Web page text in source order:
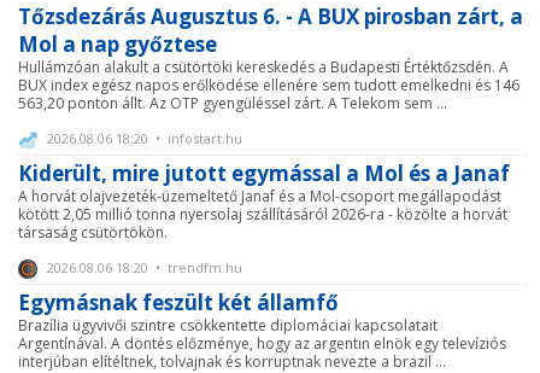
Tőzsdezárás Augusztus 6. - A BUX pirosban zárt, a
Mol a nap győztese
Hullámzóan alakult a csütörtöki kereskedés a Budapesti Értéktőzsdén. A
BUX index egész napos erőlködése ellenére sem tudott emelkedni és 146
563,20 ponton állt. Az OTP gyengüléssel zárt. A Telekom sem ...
2026.08.06 18:20 • infostart.hu
Kiderült, mire jutott egymással a Mol és a Janaf
A horvát olajvezeték-üzemeltető Janaf és a Mol-csoport megállapodást
kötött 2,05 millió tonna nyersolaj szállításáról 2026-ra - közölte a horvát
társaság csütörtökön.
2026.08.06 18:20 • trendfm.hu
Egymásnak feszült két államfő
Brazília ügyvivői szintre csökkentette diplomáciai kapcsolatait
Argentínával. A döntés előzménye, hogy az argentin elnök egy televíziós
interjúban elítéltnek, tolvajnak és korruptnak nevezte a brazil ...